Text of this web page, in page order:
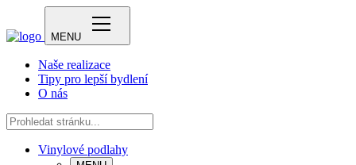
MENU
Naše realizace
Tipy pro lepší bydlení
O nás
Vinylové podlahy